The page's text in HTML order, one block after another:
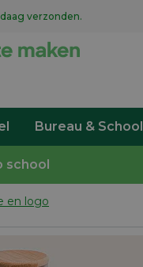
verzonden.
Bureau & School
school
en logo